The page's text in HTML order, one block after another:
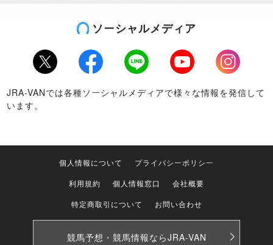
ソーシャルメディア
Twitter Facebook LINE Youtube
Instagram
JRA-VANでは各種ソーシャルメディアで様々な情報を発信して
います。
個人情報について
プライバシーポリシー
利用規約
個人情報窓口
会社概要
特定商取引について
お問い合わせ
競馬予想・競馬情報ならJRA-VAN